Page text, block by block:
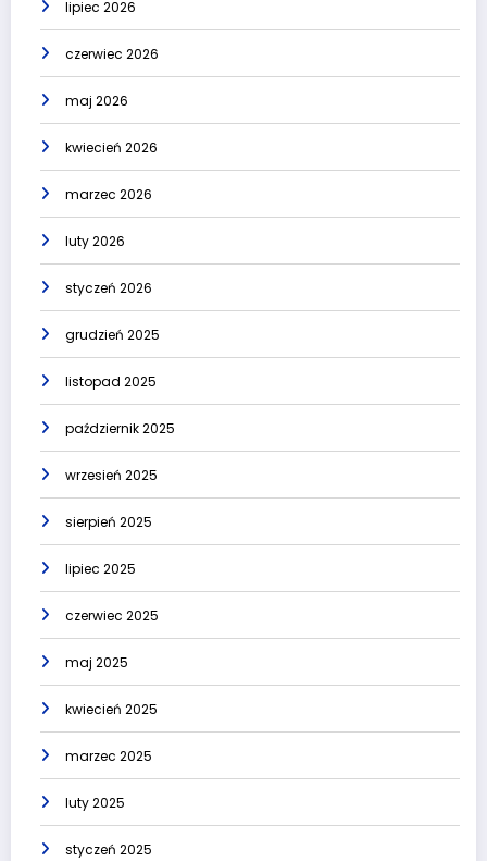
lipiec 2026
czerwiec 2026
maj 2026
kwiecień 2026
marzec 2026
luty 2026
styczeń 2026
grudzień 2025
listopad 2025
październik 2025
wrzesień 2025
sierpień 2025
lipiec 2025
czerwiec 2025
maj 2025
kwiecień 2025
marzec 2025
luty 2025
styczeń 2025